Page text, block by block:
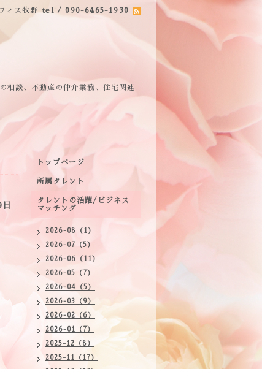
ィス牧野 tel / 090-6465-1930
相談、不動産の仲介業務、住宅関連
トップページ
所属タレント
タレントの活躍/ビジネス
マッチング
2026-08（1）
2026-07（5）
2026-06（11）
2026-05（7）
2026-04（5）
2026-03（9）
2026-02（6）
2026-01（7）
2025-12（8）
2025-11（17）